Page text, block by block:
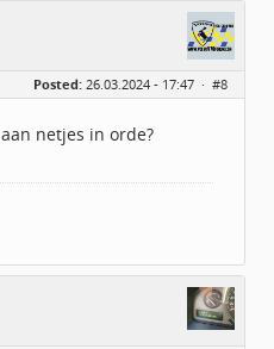
Posted: 26.03.2024 - 17:47 · #8
netjes in orde?